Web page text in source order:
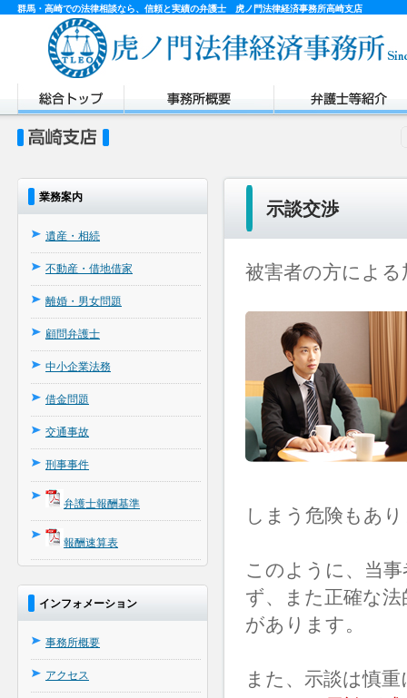
群馬・高崎での法律相談なら、信頼と実績の弁護士 虎ノ門法律経済事務所高崎支店
業務案内
遺産・相続
不動産・借地借家
離婚・男女問題
顧問弁護士
中小企業法務
借金問題
交通事故
刑事事件
弁護士報酬基準
報酬速算表
インフォメーション
事務所概要
アクセス
示談交渉
被害者の方によ
しまう危険もあ
このように、当
ず、また正確な
があります。
また、示談は慎